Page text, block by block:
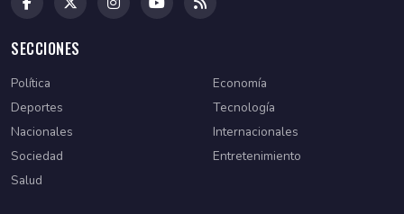
SECCIONES
Política
Economía
Deportes
Tecnología
Nacionales
Internacionales
Sociedad
Entretenimiento
Salud